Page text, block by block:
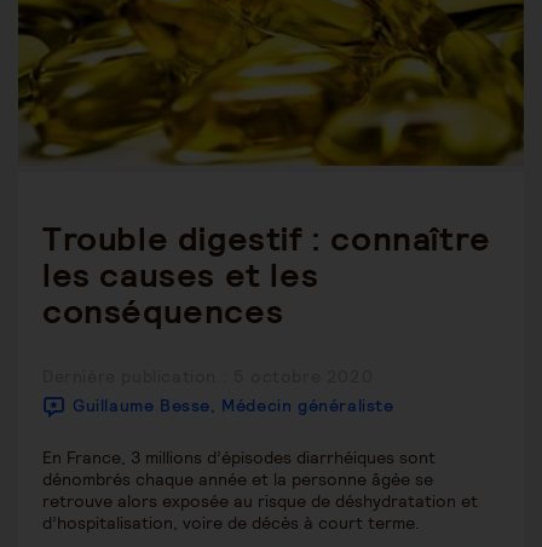
Trouble digestif : connaître
les causes et les
conséquences
publiée :
Guillaume Besse, Médecin généraliste
En France, 3 millions d’épisodes diarrhéiques sont
dénombrés chaque année et la personne âgée se
retrouve alors exposée au risque de déshydratation et
d’hospitalisation, voire de décès à court terme.